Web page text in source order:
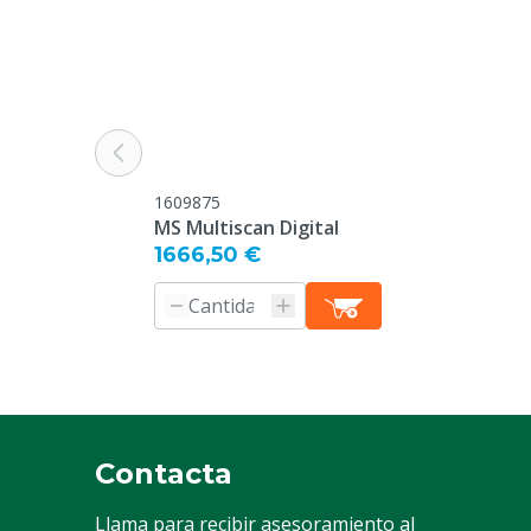
1609875
MS Multiscan Digital
1666,50 €
Contacta
Llama para recibir asesoramiento al